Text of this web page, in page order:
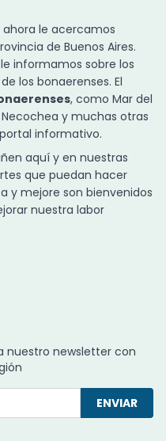
ahora le acercamos
de Buenos Aires.
le informamos sobre los
los bonaerenses. El
, como Mar del
Necochea y muchas otras
informativo.
aquí y en nuestras
que puedan hacer
y mejore son bienvenidos
nuestra labor
nuestro newsletter con
ENVIAR